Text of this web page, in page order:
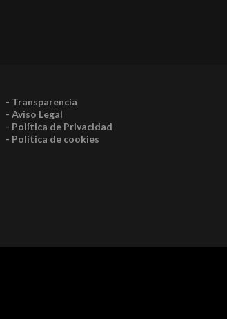
- Transparencia
- Aviso Legal
- Política de Privacidad
- Política de cookies